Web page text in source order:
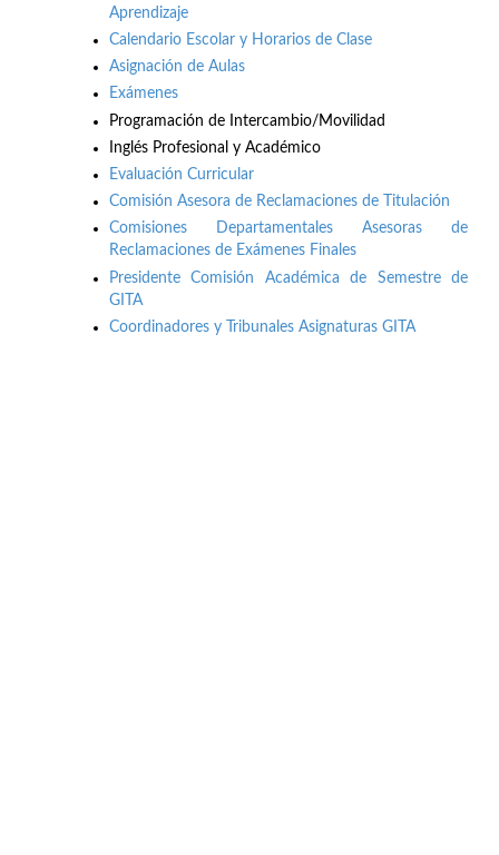
Aprendizaje
Calendario Escolar y Horarios de Clase
Asignación de Aulas
Exámenes
Programación de Intercambio/Movilidad
Inglés Profesional y Académico
Evaluación Curricular
Comisión Asesora de Reclamaciones de Titulación
Comisiones Departamentales Asesoras de
Reclamaciones de Exámenes Finales
Presidente Comisión Académica de Semestre de
GITA
Coordinadores y Tribunales Asignaturas GITA